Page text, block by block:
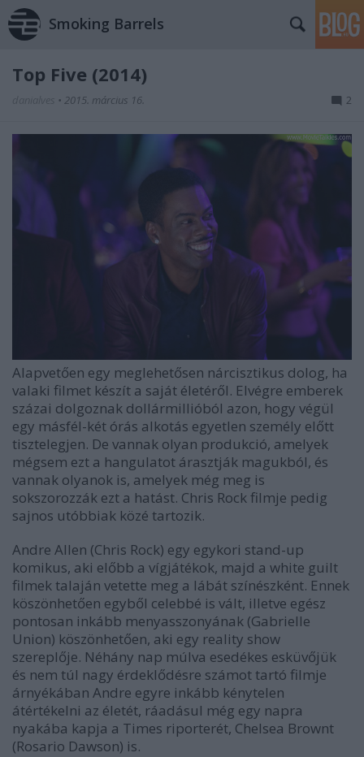
Smoking Barrels
Top Five (2014)
• 2015. március 16. 2
Alapvetően egy meglehetősen nárcisztikus dolog, ha
valaki filmet készít a saját életéről. Elvégre emberek
százai dolgoznak dollármillióból azon, hogy végül
egy másfél-két órás alkotás egyetlen személy előtt
tisztelegjen. De vannak olyan produkció, amelyek
mégsem ezt a hangulatot árasztják magukból, és
vannak olyanok is, amelyek még meg is
sokszorozzák ezt a hatást. Chris Rock filmje pedig
sajnos utóbbiak közé tartozik.
Andre Allen (Chris Rock) egy egykori stand-up
komikus, aki előbb a vígjátékok, majd a white guilt
filmek talaján vetette meg a lábát színészként. Ennek
köszönhetően egyből celebbé is vált, illetve egész
pontosan inkább menyasszonyának (Gabrielle
Union) köszönhetően, aki egy reality show
szereplője. Néhány nap múlva esedékes esküvőjük
és nem túl nagy érdeklődésre számot tartó filmje
árnyékában Andre egyre inkább kénytelen
átértékelni az életét, ráadásul még egy napra
nyakába kapja a Times riporterét, Chelsea Brownt
(Rosario Dawson) is.